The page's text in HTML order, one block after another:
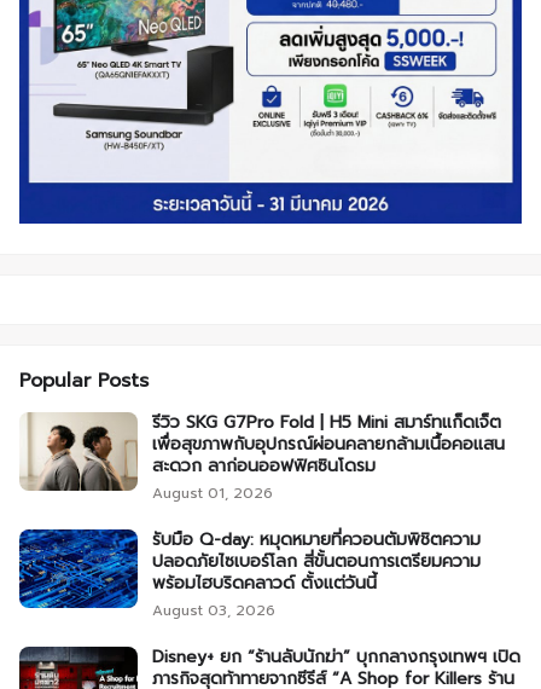
Popular Posts
รีวิว SKG G7Pro Fold | H5 Mini สมาร์ทแก็ดเจ็ต
เพื่อสุขภาพกับอุปกรณ์ผ่อนคลายกล้ามเนื้อคอแสน
สะดวก ลาก่อนออฟฟิศซินโดรม
August 01, 2026
รับมือ Q-day: หมุดหมายที่ควอนตัมพิชิตความ
ปลอดภัยไซเบอร์โลก สี่ขั้นตอนการเตรียมความ
พร้อมไฮบริดคลาวด์ ตั้งแต่วันนี้
August 03, 2026
Disney+ ยก “ร้านลับนักฆ่า” บุกกลางกรุงเทพฯ เปิด
ภารกิจสุดท้าทายจากซีรีส์ “A Shop for Killers ร้าน